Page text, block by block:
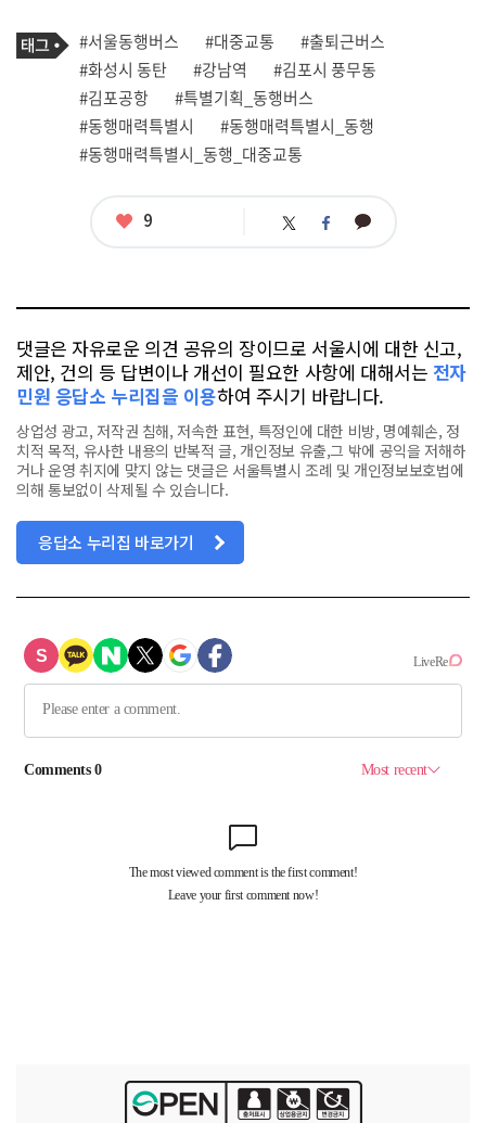
기
사
관
련
태
그
태
그
#서울동행버스 #대중교통
#출퇴근버스
#화성시 동탄
#강남역
#김포시 풍무동
#김포공항
#특별기획_동행버스
#동행매력특별시
#동행매력특별시_동행
#동행매력특별시_동행_대중교통
좋
9 트 페 카
댓글은 자유로운 의견 공유의 장이므로 서울시에 대한 신고,
제안, 건의 등 답변이나 개선이 필요한 사항에 대해서는 전자
민원 응답소 누리집을 이용하여 주시기 바랍니다.
상업성 광고, 저작권 침해, 저속한 표현, 특정인에 대한 비방, 명예훼손, 정
치적 목적, 유사한 내용의 반복적 글, 개인정보 유출,그 밖에 공익을 저해하
거나 운영 취지에 맞지 않는 댓글은 서울특별시 조례 및 개인정보보호법에
의해 통보없이 삭제될 수 있습니다.
응답소 누리집 바로가기